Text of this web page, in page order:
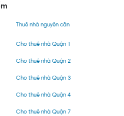
Thuê nhà nguyên căn
Cho thuê nhà Quận 1
Cho thuê nhà Quận 2
Cho thuê nhà Quận 3
Cho thuê nhà Quận 4
Cho thuê nhà Quận 7